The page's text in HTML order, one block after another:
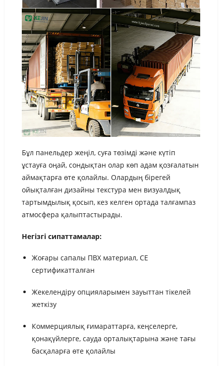
Бұл панельдер жеңіл, суға төзімді және күтіп
ұстауға оңай, сондықтан олар көп адам қозғалатын
аймақтарға өте қолайлы. Олардың бірегей
ойықталған дизайны текстура мен визуалдық
тартымдылық қосып, кез келген ортада талғампаз
атмосфера қалыптастырады.
Негізгі сипаттамалар:
Жоғары сапалы ПВХ материал, CE
сертификатталған
Жекелендіру опцияларымен зауыттан тікелей
жеткізу
Коммерциялық ғимараттарға, кеңселерге,
қонақүйлерге, сауда орталықтарына және тағы
басқаларға өте қолайлы